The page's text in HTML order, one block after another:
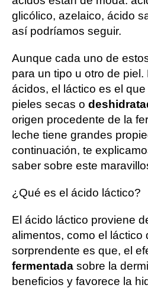
glicólico, azelaico, ácido
así podríamos seguir.
Aunque cada uno de
para un tipo u otro de
ácidos, el láctico es el
pieles secas o
origen procedente de la
leche tiene grandes
continuación, te
saber sobre este
¿Qué es el ácido láctico?
El ácido láctico proviene
alimentos, como el láctico
sorprendente es que, el
fermentada sobre la
beneficios y favorece la